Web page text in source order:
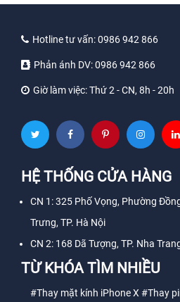
Hotline tư vấn:0986 942 866
Phản ánh DV:0986 942 866
Giờ làm việc:Thứ 2 - CN, 8h - 20h
HỆ THỐNG CỬA HÀNG
CN 1: 325 Phố Vọng, Phường
Trưng, TP. Hà Nội
CN 2: 168 Dã Tượng, TP. Nha
TỪ KHÓA TÌM NHIỀU
#Thay mặt kính iPhone X #Thay